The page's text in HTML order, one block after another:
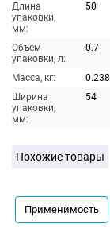
Длина
упаковки,
мм:
50
Объем
упаковки, л:
0.7
Масса, кг:
0.238
Ширина
упаковки,
мм:
54
Похожие товары
Применимость